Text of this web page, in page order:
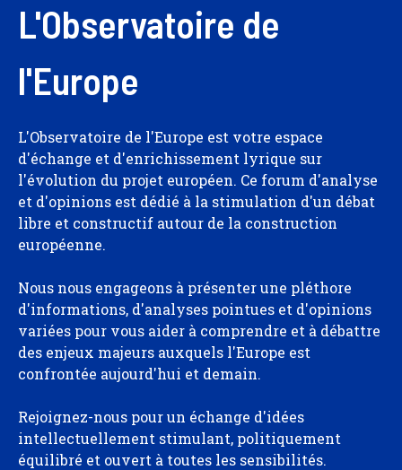
L'Observatoire de
l'Europe
L'Observatoire de l'Europe est votre espace
d'échange et d'enrichissement lyrique sur
l'évolution du projet européen. Ce forum d'analyse
et d'opinions est dédié à la stimulation d'un débat
libre et constructif autour de la construction
européenne.
Nous nous engageons à présenter une pléthore
d'informations, d'analyses pointues et d'opinions
variées pour vous aider à comprendre et à débattre
des enjeux majeurs auxquels l'Europe est
confrontée aujourd'hui et demain.
Rejoignez-nous pour un échange d'idées
intellectuellement stimulant, politiquement
équilibré et ouvert à toutes les sensibilités.